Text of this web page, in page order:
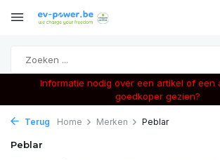
Informatie nodig over een artikel of een
goedkoper gezien?
Terug Home Merken Peblar
Peblar